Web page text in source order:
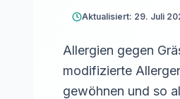
Aktualisiert: 29. Juli
Allergien gegen
modifizierte
gewöhnen und so